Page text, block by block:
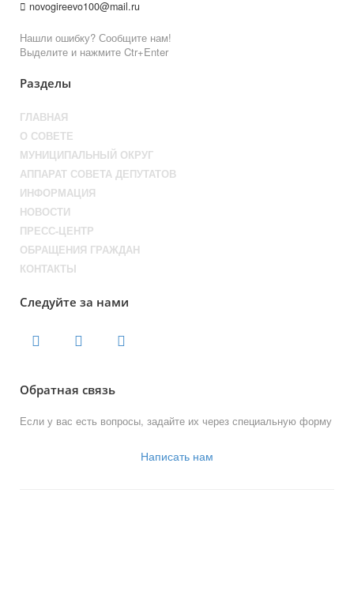
novogireevo100@mail.ru
Нашли ошибку? Сообщите нам!
Выделите и нажмите Ctr+Enter
Разделы
ГЛАВНАЯ
О СОВЕТЕ
МУНИЦИПАЛЬНЫЙ ОКРУГ
АППАРАТ СОВЕТА ДЕПУТАТОВ
ИНФОРМАЦИЯ
НОВОСТИ
ПРЕСС-ЦЕНТР
ОБРАЩЕНИЯ ГРАЖДАН
КОНТАКТЫ
Следуйте за нами
Обратная связь
Если у вас есть вопросы, задайте их через специальную форму
Написать нам